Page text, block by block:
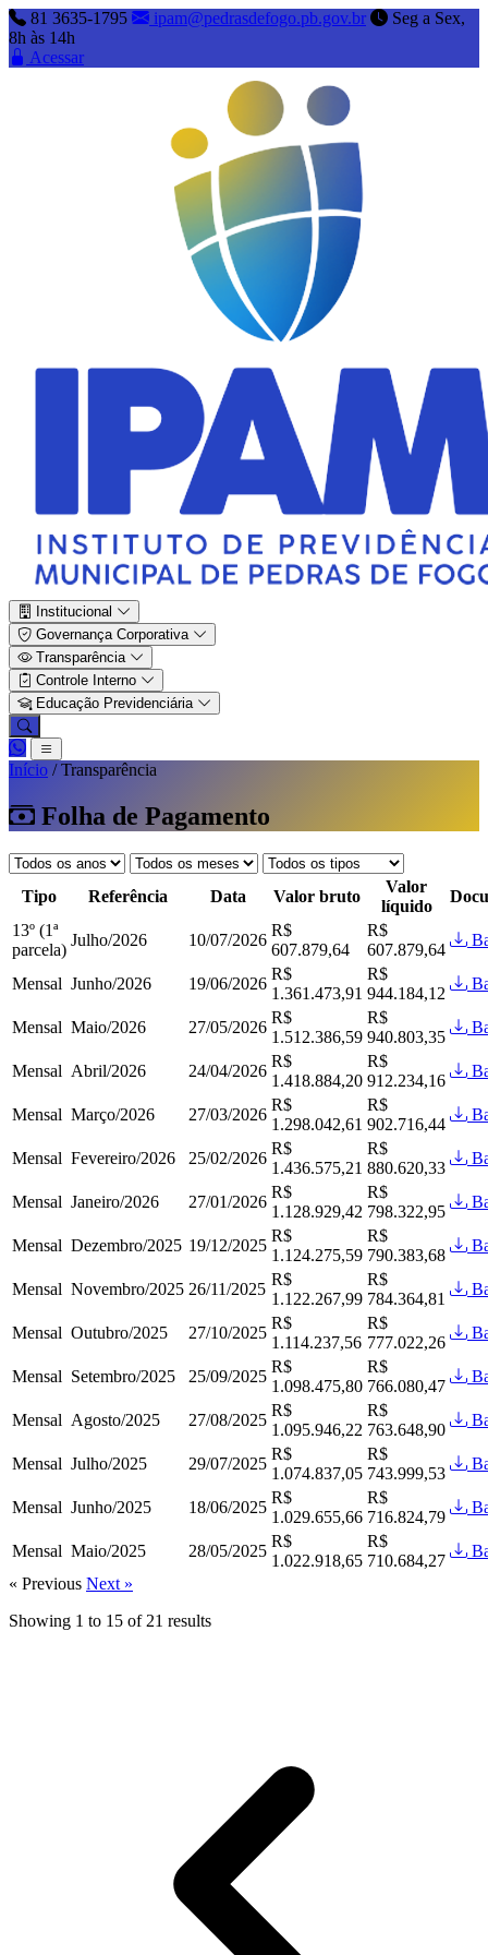
81 3635-1795 ipam@pedrasdefogo.pb.gov.br
Seg a Sex,
8h às 14h
Acessar
Institucional
Governança Corporativa
Transparência
Controle Interno
Educação Previdenciária
Início /Transparência
Folha de Pagamento
Tipo Referência Data Valor bruto
Valor
líquido
13º (1ª
parcela)
Julho/2026 10/07/2026
R$
607.879,64
R$
607.879,64
Mensal Junho/2026 19/06/2026
R$
1.361.473,91
R$
944.184,12
Mensal Maio/2026 27/05/2026
R$
1.512.386,59
R$
940.803,35
Mensal Abril/2026 24/04/2026
R$
1.418.884,20
R$
912.234,16
Mensal Março/2026 27/03/2026
R$
1.298.042,61
R$
902.716,44
Mensal Fevereiro/2026 25/02/2026
R$
1.436.575,21
R$
880.620,33
Mensal Janeiro/2026 27/01/2026
R$
1.128.929,42
R$
798.322,95
Mensal Dezembro/2025 19/12/2025
R$
1.124.275,59
R$
790.383,68
Mensal Novembro/2025 26/11/2025
R$
1.122.267,99
R$
784.364,81
Mensal Outubro/2025 27/10/2025
R$
1.114.237,56
R$
777.022,26
Mensal Setembro/2025 25/09/2025
R$
1.098.475,80
R$
766.080,47
Mensal Agosto/2025 27/08/2025
R$
1.095.946,22
R$
763.648,90
Mensal Julho/2025 29/07/2025
R$
1.074.837,05
R$
743.999,53
Mensal Junho/2025 18/06/2025
R$
1.029.655,66
R$
716.824,79
Mensal Maio/2025 28/05/2025
R$
1.022.918,65
R$
710.684,27
« Previous Next »
Showing 1 to 15 of 21 results